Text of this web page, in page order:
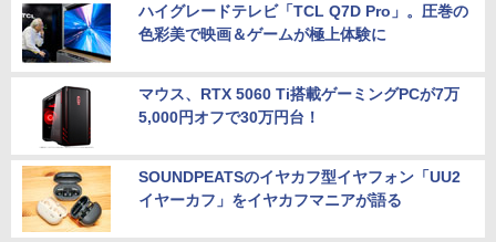
ハイグレードテレビ「TCL Q7D Pro」。圧巻の
色彩美で映画＆ゲームが極上体験に
マウス、RTX 5060 Ti搭載ゲーミングPCが7万
5,000円オフで30万円台！
SOUNDPEATSのイヤカフ型イヤフォン「UU2
イヤーカフ」をイヤカフマニアが語る